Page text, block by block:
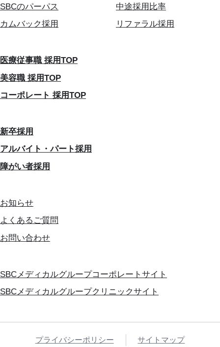
SBCのパーパス
中途採用比率
カムバック採用
リファラル採用
医療従事職 採用TOP
美容職 採用TOP
コーポレート 採用TOP
新卒採用
アルバイト・パート採用
障がい者採用
お知らせ
よくあるご質問
お問い合わせ
SBCメディカルグループコーポレートサイト
SBCメディカルグループクリニックサイト
プライバシーポリシー サイトマップ